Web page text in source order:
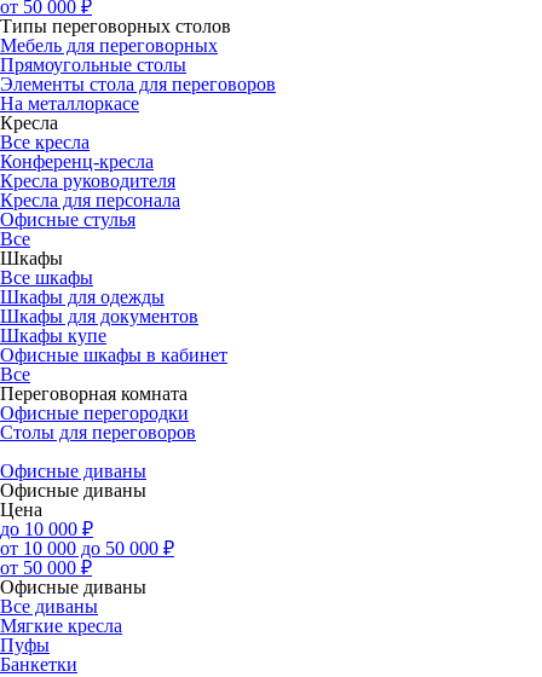
от 50 000 ₽
Типы переговорных столов
Мебель для переговорных
Прямоугольные столы
Элементы стола для переговоров
На металлоркасе
Кресла
Все кресла
Конференц-кресла
Кресла руководителя
Кресла для персонала
Офисные стулья
Все
Шкафы
Все шкафы
Шкафы для одежды
Шкафы для документов
Шкафы купе
Офисные шкафы в кабинет
Все
Переговорная комната
Офисные перегородки
Столы для переговоров
Офисные диваны
Офисные диваны
Цена
до 10 000 ₽
от 10 000 до 50 000 ₽
от 50 000 ₽
Офисные диваны
Все диваны
Мягкие кресла
Пуфы
Банкетки